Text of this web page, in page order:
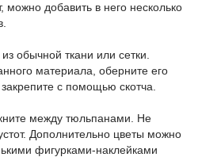
можно добавить в него несколько
обычной ткани или сетки.
материала, оберните его
закрепите с помощью скотча.
между тюльпанами. Не
Дополнительно цветы можно
фигурками-наклейками